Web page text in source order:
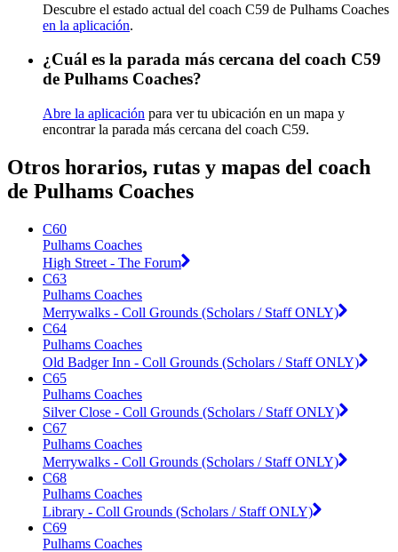
Descubre el estado actual del coach C59 de Pulhams Coaches
en la aplicación.
¿Cuál es la parada más cercana del coach C59
de Pulhams Coaches?
Abre la aplicación para ver tu ubicación en un mapa y
encontrar la parada más cercana del coach C59.
Otros horarios, rutas y mapas del coach
de Pulhams Coaches
C60
Pulhams Coaches
High Street - The Forum
C63
Pulhams Coaches
Merrywalks - Coll Grounds (Scholars / Staff ONLY)
C64
Pulhams Coaches
Old Badger Inn - Coll Grounds (Scholars / Staff ONLY)
C65
Pulhams Coaches
Silver Close - Coll Grounds (Scholars / Staff ONLY)
C67
Pulhams Coaches
Merrywalks - Coll Grounds (Scholars / Staff ONLY)
C68
Pulhams Coaches
Library - Coll Grounds (Scholars / Staff ONLY)
C69
Pulhams Coaches